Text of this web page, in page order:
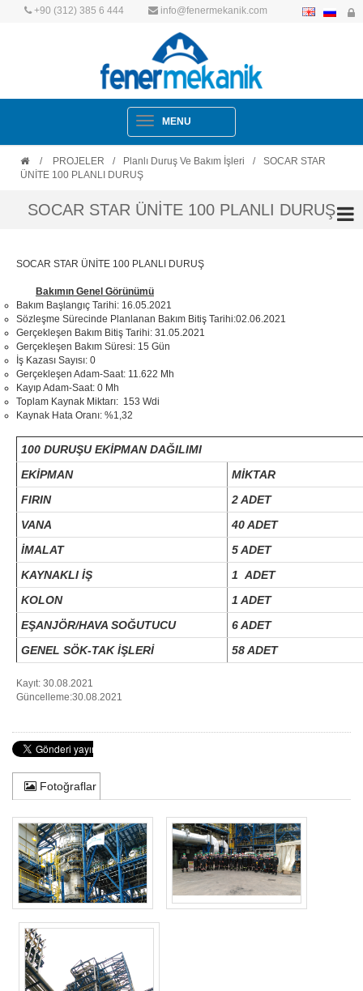
+90 (312) 385 6 444 info@fenermekanik.com
Navigation
MENU
/ PROJELER / Planlı Duruş Ve Bakım İşleri /
SOCAR STAR
ÜNİTE 100 PLANLI DURUŞ
SOCAR STAR ÜNİTE 100 PLANLI DURUŞ
SOCAR STAR ÜNİTE 100 PLANLI DURUŞ
Bakımın Genel Görünümü
Bakım Başlangıç Tarihi: 16.05.2021
Sözleşme Sürecinde Planlanan Bakım Bitiş Tarihi:02.06.2021
Gerçekleşen Bakım Bitiş Tarihi: 31.05.2021
Gerçekleşen Bakım Süresi: 15 Gün
İş Kazası Sayısı: 0
Gerçekleşen Adam-Saat: 11.622 Mh
Kayıp Adam-Saat: 0 Mh
Toplam Kaynak Miktarı: 153 Wdi
Kaynak Hata Oranı: %1,32
100 DURUŞU EKİPMAN DAĞILIMI
EKİPMAN
MİKTAR
FIRIN
2 ADET
VANA
40 ADET
İMALAT
5 ADET
KAYNAKLI İŞ
1 ADET
KOLON
1 ADET
EŞANJÖR/HAVA SOĞUTUCU
6 ADET
GENEL SÖK-TAK İŞLERİ
58 ADET
Kayıt: 30.08.2021
Güncelleme:30.08.2021
Fotoğraflar